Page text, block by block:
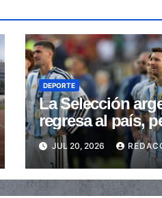
DEPORTE
La Selección
regresa al país,
sin Messi
JUL 20, 2026